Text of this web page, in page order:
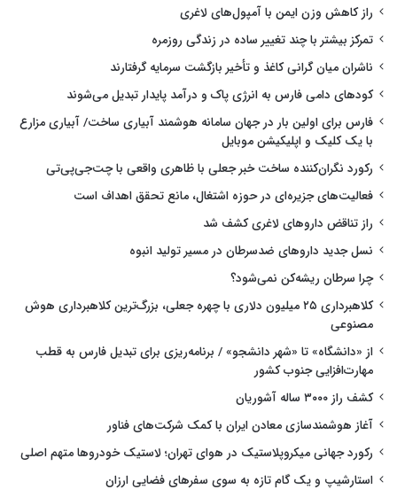
راز کاهش وزن ایمن با آمپول‌های لاغری
تمرکز بیشتر با چند تغییر ساده در زندگی روزمره
ناشران میان گرانی کاغذ و تأخیر بازگشت سرمایه گرفتارند
کودهای دامی فارس به انرژی پاک و درآمد پایدار تبدیل می‌شوند
فارس برای اولین بار در جهان سامانه هوشمند آبیاری ساخت/ آبیاری مزارع
با یک کلیک و اپلیکیشن موبایل
رکورد نگران‌کننده ساخت خبر جعلی با ظاهری واقعی با چت‌جی‌پی‌تی
فعالیت‌های جزیره‌ای در حوزه اشتغال، مانع تحقق اهداف است
راز تناقض داروهای لاغری کشف شد
نسل جدید داروهای ضدسرطان در مسیر تولید انبوه
چرا سرطان ریشه‌کن نمی‌شود؟
کلاهبرداری ۲۵ میلیون دلاری با چهره جعلی، بزرگ‌ترین کلاهبرداری هوش
مصنوعی
از «دانشگاه» تا «شهر دانشجو» / برنامه‌ریزی برای تبدیل فارس به قطب
مهارت‌افزایی جنوب کشور
کشف راز ۳۰۰۰ ساله آشوریان
آغاز هوشمندسازی معادن ایران با کمک شرکت‌های فناور
رکورد جهانی میکروپلاستیک در هوای تهران؛ لاستیک خودروها متهم اصلی
استارشیپ و یک گام تازه به سوی سفرهای فضایی ارزان